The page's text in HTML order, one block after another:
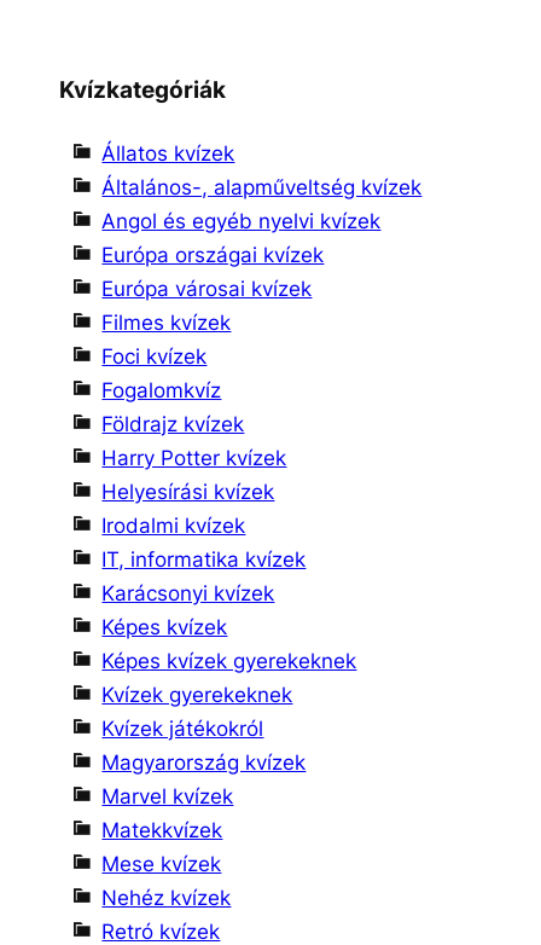
Kvízkategóriák
Állatos kvízek
Általános-, alapműveltség kvízek
Angol és egyéb nyelvi kvízek
Európa országai kvízek
Európa városai kvízek
Filmes kvízek
Foci kvízek
Fogalomkvíz
Földrajz kvízek
Harry Potter kvízek
Helyesírási kvízek
Irodalmi kvízek
IT, informatika kvízek
Karácsonyi kvízek
Képes kvízek
Képes kvízek gyerekeknek
Kvízek gyerekeknek
Kvízek játékokról
Magyarország kvízek
Marvel kvízek
Matekkvízek
Mese kvízek
Nehéz kvízek
Retró kvízek